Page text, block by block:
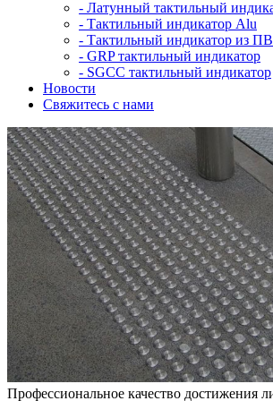
- Латунный тактильный
- Тактильный индикатор Alu
- Тактильный индикатор из
- GRP тактильный индикатор
- SGCC тактильный индикатор
Новости
Свяжитесь с нами
Профессиональное качество достижения